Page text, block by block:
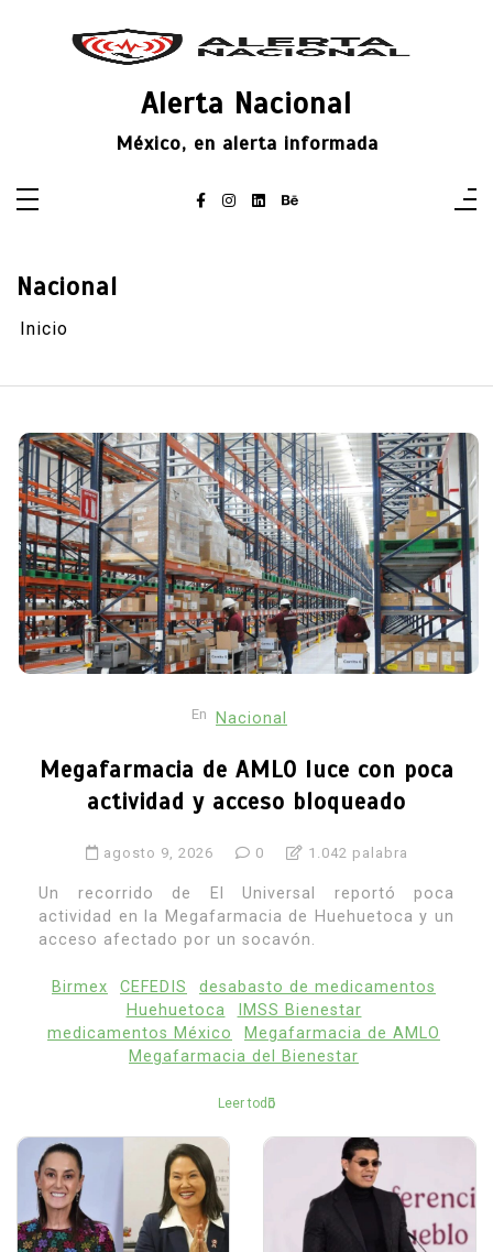
Alerta Nacional
México, en alerta informada
Nacional
Inicio
En Nacional
Megafarmacia de AMLO luce con poca
actividad y acceso bloqueado
agosto 9, 2026 0 1.042 palabra
Un recorrido de El Universal reportó poca
actividad en la Megafarmacia de Huehuetoca y un
acceso afectado por un socavón.
Birmex CEFEDIS
desabasto de medicamentos
Huehuetoca
IMSS Bienestar
medicamentos México
Megafarmacia de AMLO
Megafarmacia del Bienestar
Leer todo